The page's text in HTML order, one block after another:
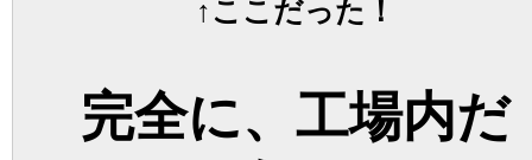
↑ここだった！
完全に、工場内だ